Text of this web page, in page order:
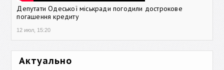
Депутати Одеської міськради погодили дострокове
погашення кредиту
12 июл, 15:20
Актуально